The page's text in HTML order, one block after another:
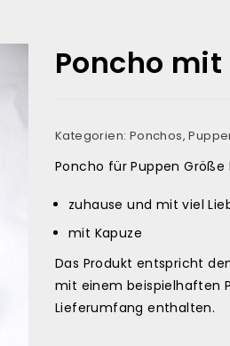
Poncho mit
Kategorien: Ponchos,
Poncho für Puppen
zuhause und mit viel
mit Kapuze
Das Produkt entspricht
mit einem beispielhaften
Lieferumfang enthalten.